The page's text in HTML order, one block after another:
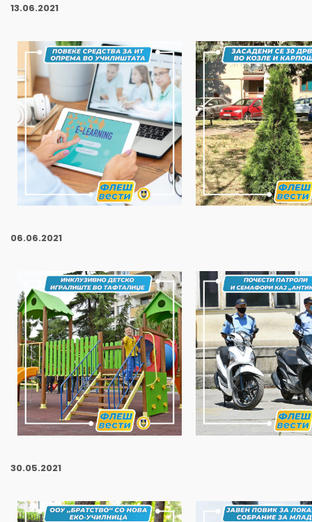
13.06.2021
06.06.2021
30.05.2021